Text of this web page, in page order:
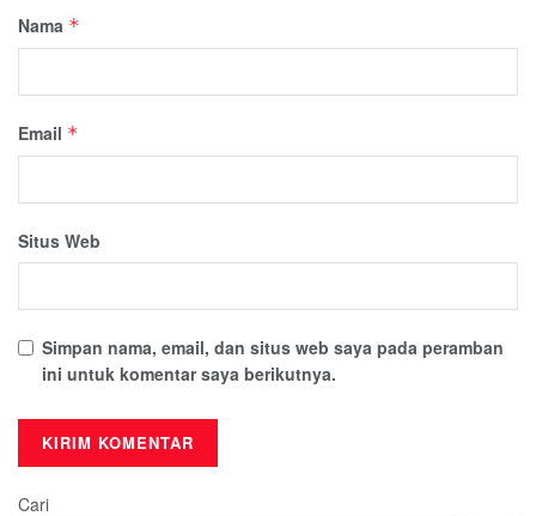
Nama *
Email *
Situs Web
Simpan nama, email, dan situs web saya pada peramban
ini untuk komentar saya berikutnya.
Cari